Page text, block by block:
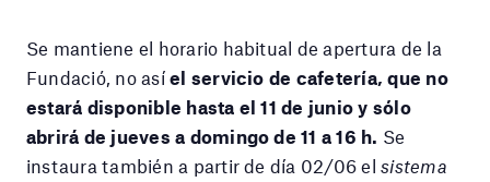
Se mantiene el horario habitual de apertura de la
Fundació, no asíel servicio de cafetería, que no
estará disponible hasta el 11 de junio y sólo
abrirá de jueves a domingo de 11 a 16 h. Se
instaura también a partir de día 02/06 elsistema